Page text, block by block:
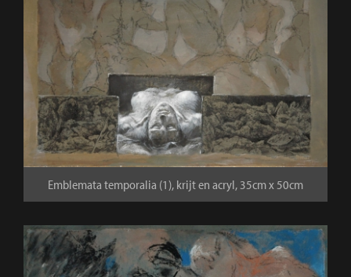
Emblemata temporalia (1), krijt en acryl, 35cm x 50cm